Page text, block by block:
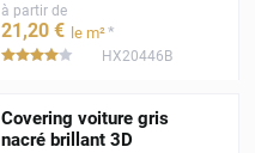
à partir de
21 ,20 € le m²*
***** HX20446B
Covering voiture gris
nacré brillant 3D